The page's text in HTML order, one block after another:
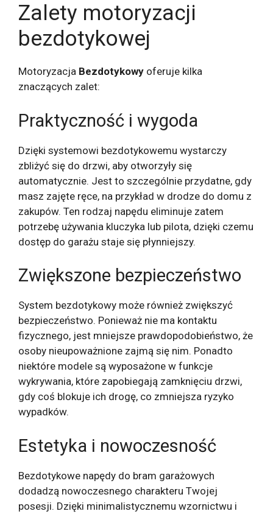
Zalety motoryzacji
bezdotykowej
Motoryzacja Bezdotykowy oferuje kilka
znaczących zalet:
Praktyczność i wygoda
Dzięki systemowi bezdotykowemu wystarczy
zbliżyć się do drzwi, aby otworzyły się
automatycznie. Jest to szczególnie przydatne, gdy
masz zajęte ręce, na przykład w drodze do domu z
zakupów. Ten rodzaj napędu eliminuje zatem
potrzebę używania kluczyka lub pilota, dzięki czemu
dostęp do garażu staje się płynniejszy.
Zwiększone bezpieczeństwo
System bezdotykowy może również zwiększyć
bezpieczeństwo. Ponieważ nie ma kontaktu
fizycznego, jest mniejsze prawdopodobieństwo, że
osoby nieupoważnione zajmą się nim. Ponadto
niektóre modele są wyposażone w funkcje
wykrywania, które zapobiegają zamknięciu drzwi,
gdy coś blokuje ich drogę, co zmniejsza ryzyko
wypadków.
Estetyka i nowoczesność
Bezdotykowe napędy do bram garażowych
dodadzą nowoczesnego charakteru Twojej
posesji. Dzięki minimalistycznemu wzornictwu i